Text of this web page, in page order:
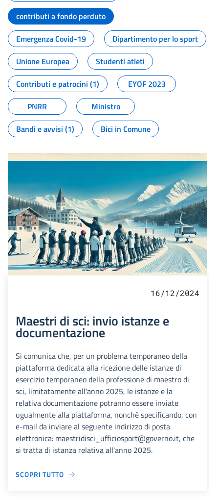
contributi a fondo perduto
Emergenza Covid-19
Dipartimento per lo sport
Unione Europea
Studenti atleti
Contributi e patrocini (1)
EYOF 2023
PNRR
Ministro
Bandi e avvisi (1)
Bici in Comune
16/12/2024
Maestri di sci: invio istanze e
documentazione
Si comunica che, per un problema temporaneo della
piattaforma dedicata alla ricezione delle istanze di
esercizio temporaneo della professione di maestro di
sci, limitatamente all'anno 2025, le istanze e la
relativa documentazione potranno essere inviate
ugualmente alla piattaforma, nonché specificando, con
e-mail da inviare al seguente indirizzo di posta
elettronica: maestridisci_ufficiosport@governo.it, che
si tratta di istanza relativa all'anno 2025.
SCOPRI TUTTO